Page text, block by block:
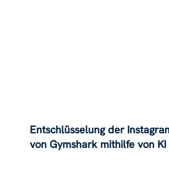
Entschlüsselung der
von Gymshark mithilfe von KI